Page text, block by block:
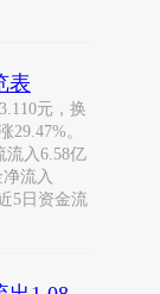
表
元，换
29.47%。
流入6.58亿
流入
5日资金流